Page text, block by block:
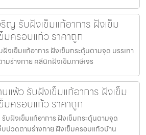
ญ รับฝังเข็มแก้อาการ ฝังเข็ม
มครอบแก้ว ราคาถูก
งเข็มแก้อาการ ฝังเข็มกระตุ้นตามจุด บรรเทา
มร่างกาย คลีนิกฝังเข็มภาษีเจร
แพ้ว รับฝังเข็มแก้อาการ ฝังเข็ม
มครอบแก้ว ราคาถูก
บฝังเข็มแก้อาการ ฝังเข็มกระตุ้นตามจุด
บปวดตามร่างกาย ฝังเข็มครอบแก้วบ้าน